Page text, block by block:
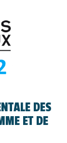
DES
ET DE